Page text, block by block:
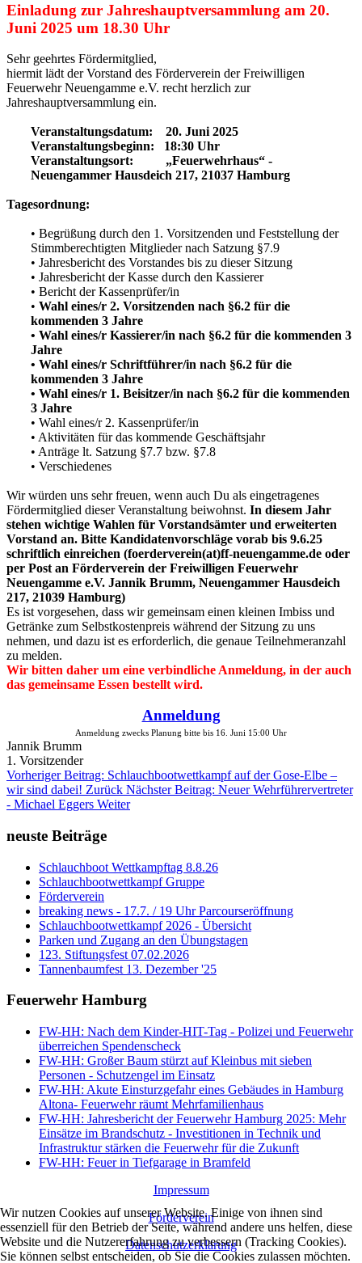
Einladung zur Jahreshauptversammlung am 20.
Juni 2025 um 18.30 Uhr
Sehr geehrtes Fördermitglied,
hiermit lädt der Vorstand des Förderverein der Freiwilligen
Feuerwehr Neuengamme e.V. recht herzlich zur
Jahreshauptversammlung ein.
Veranstaltungsdatum: 20. Juni 2025
Veranstaltungsbeginn: 18:30 Uhr
Veranstaltungsort: „Feuerwehrhaus“ -
Neuengammer Hausdeich 217, 21037 Hamburg
Tagesordnung:
• Begrüßung durch den 1. Vorsitzenden und Feststellung der
Stimmberechtigten Mitglieder nach Satzung §7.9
• Jahresbericht des Vorstandes bis zu dieser Sitzung
• Jahresbericht der Kasse durch den Kassierer
• Bericht der Kassenprüfer/in
• Wahl eines/r 2. Vorsitzenden nach §6.2 für die
kommenden 3 Jahre
• Wahl eines/r Kassierer/in nach §6.2 für die kommenden 3
Jahre
• Wahl eines/r Schriftführer/in nach §6.2 für die
kommenden 3 Jahre
• Wahl eines/r 1. Beisitzer/in nach §6.2 für die kommenden
3 Jahre
• Wahl eines/r 2. Kassenprüfer/in
• Aktivitäten für das kommende Geschäftsjahr
• Anträge lt. Satzung §7.7 bzw. §7.8
• Verschiedenes
Wir würden uns sehr freuen, wenn auch Du als eingetragenes
Fördermitglied dieser Veranstaltung beiwohnst. In diesem Jahr
stehen wichtige Wahlen für Vorstandsämter und erweiterten
Vorstand an. Bitte Kandidatenvorschläge vorab bis 9.6.25
schriftlich einreichen (foerderverein(at)ff-neuengamme.de oder
per Post an Förderverein der Freiwilligen Feuerwehr
Neuengamme e.V. Jannik Brumm, Neuengammer Hausdeich
217, 21039 Hamburg)
Es ist vorgesehen, dass wir gemeinsam einen kleinen Imbiss und
Getränke zum Selbstkostenpreis während der Sitzung zu uns
nehmen, und dazu ist es erforderlich, die genaue Teilnehmeranzahl
zu melden.
Wir bitten daher um eine verbindliche Anmeldung, in der auch
das gemeinsame Essen bestellt wird.
Anmeldung
Anmeldung zwecks Planung bitte bis 16. Juni 15:00 Uhr
Jannik Brumm
1. Vorsitzender
Vorheriger Beitrag: Schlauchbootwettkampf auf der Gose-Elbe –
wir sind dabei! Zurück Nächster Beitrag: Neuer Wehrführervertreter
- Michael Eggers Weiter
neuste Beiträge
Schlauchboot Wettkampftag 8.8.26
Schlauchbootwettkampf Gruppe
Förderverein
breaking news - 17.7. / 19 Uhr Parcourseröffnung
Schlauchbootwettkampf 2026 - Übersicht
Parken und Zugang an den Übungstagen
123. Stiftungsfest 07.02.2026
Tannenbaumfest 13. Dezember '25
Feuerwehr Hamburg
FW-HH: Nach dem Kinder-HIT-Tag - Polizei und Feuerwehr
überreichen Spendenscheck
FW-HH: Großer Baum stürzt auf Kleinbus mit sieben
Personen - Schutzengel im Einsatz
FW-HH: Akute Einsturzgefahr eines Gebäudes in Hamburg
Altona- Feuerwehr räumt Mehrfamilienhaus
FW-HH: Jahresbericht der Feuerwehr Hamburg 2025: Mehr
Einsätze im Brandschutz - Investitionen in Technik und
Infrastruktur stärken die Feuerwehr für die Zukunft
FW-HH: Feuer in Tiefgarage in Bramfeld
Impressum
Förderverein
Datenschutzerklärung
Wir nutzen Cookies auf unserer Website. Einige von ihnen sind
essenziell für den Betrieb der Seite, während andere uns helfen, diese
Website und die Nutzererfahrung zu verbessern (Tracking Cookies).
Sie können selbst entscheiden, ob Sie die Cookies zulassen möchten.